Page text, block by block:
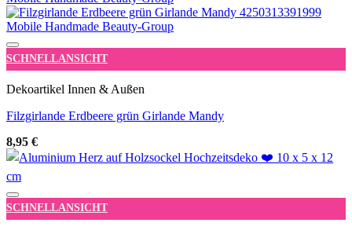
Add to wishlist
SCHNELLANSICHT
Dekoartikel Innen & Außen
Filzgirlande Erdbeere grün Girlande Mandy
8,95 €
Add to wishlist
SCHNELLANSICHT